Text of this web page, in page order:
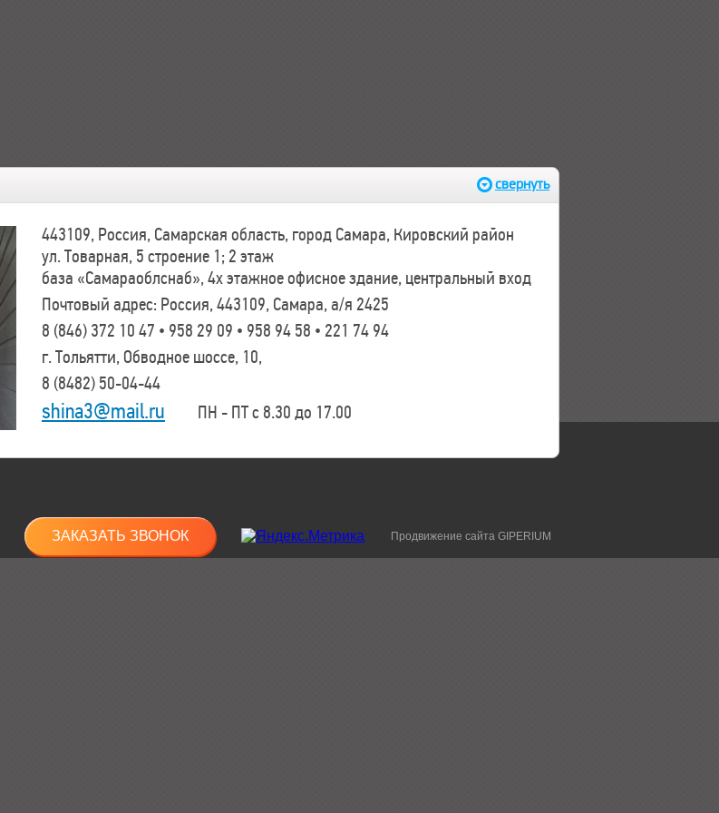
свернуть
443109, Россия, Самарская область, город Самара, Кировский район
ул. Товарная, 5 строение 1; 2 этаж
база «Самараоблснаб», 4х этажное офисное здание, центральный вход
Почтовый адрес: Россия, 443109, Самара, а/я 2425
8 (846) 372 10 47 • 958 29 09 • 958 94 58 • 221 74 94
г. Тольятти, Обводное шоссе, 10,
8 (8482) 50-04-44
shina3@mail.ru ПН - ПТ с 8.30 до 17.00
ЗАКАЗАТЬ ЗВОНОК Продвижение сайта GIPERIUM